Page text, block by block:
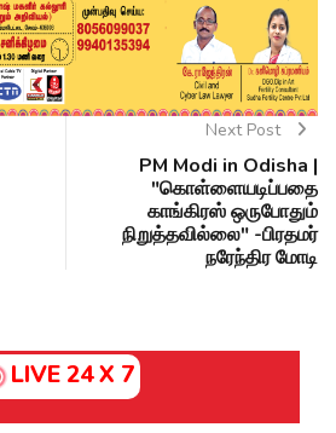
Next Post
PM Modi in Odisha |
"கொள்ளையடிப்பதை
காங்கிரஸ் ஒருபோதும்
நிறுத்தவில்லை" -பிரதமர்
நரேந்திர மோடி
LIVE 24 X 7